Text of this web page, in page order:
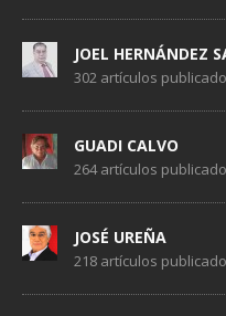
JOEL HERNÁNDEZ
302 artículos
GUADI CALVO
264 artículos
JOSÉ UREÑA
218 artículos